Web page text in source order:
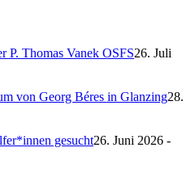
P. Thomas Vanek OSFS26. Juli
von Georg Béres in Glanzing28.
gesucht26. Juni 2026 -